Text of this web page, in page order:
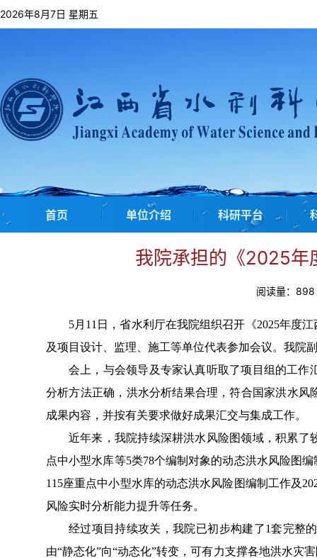
2026年8月7日 星期五
首页 单位介绍 科研平台
我院承担的《2025年
阅读量： 898
5月 11 日，省水利厅在我院组织召开 《2025年度江
及项目设计、监理、施工等单位代表参加会议。我院
会上，与会领导及专家认真听取了项目组的工作
分析方法正确，洪水分析结果合理，符合国家洪水
成果内容，并按有关要求做好成果汇交与集成工作。
近年来，我院持续深耕洪水风险图领域，积累了
点中小型水库等5类78个编制对象的动态洪水风险图
115座重点中小型水库的动态洪水风险图编制工作及
风险实时分析能力提升等任务。
经过项目持续攻关，我院已初步构建了1套完整
由“静态化”向“动态化”转变，可有力支撑各地洪水灾